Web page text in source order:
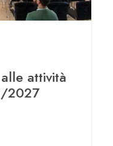
attività
2027